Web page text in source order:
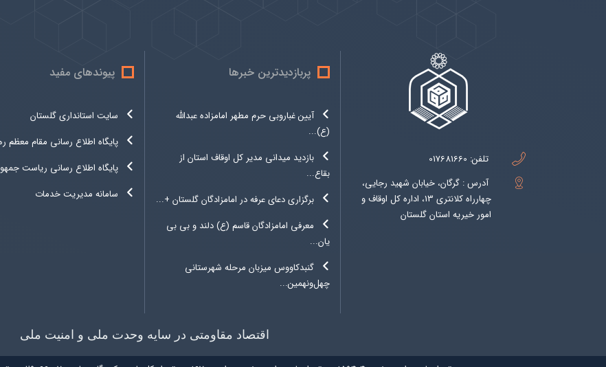
تلفن: 017681660
آدرس : گرگان، خیابان شهید رجایی،
چهارراه کلانتری 13، اداره کل اوقاف و
امور خیریه استان گلستان
پربازدیدترین خبرها
آیین غباروبی حرم مطهر امامزاده عبدالله
(ع)...
بازدید میدانی مدیر کل اوقاف استان از
بقاع...
برگزاری دعای عرفه در امامزادگان گلستان +...
معرفی امامزادگان قاسم (ع) دلند و بی بی
یان...
گنبدکاووس میزبان مرحله شهرستانی
چهل‌ونهمین...
پیوندهای مفید
سایت استانداری گلستان
پایگاه اطلاع رسانی مقام معظم
پایگاه اطلاع رسانی ریاست
سامانه مدیریت خدمات
اقتصاد مقاومتی در سایه وحدت ملی و امنیت ملی